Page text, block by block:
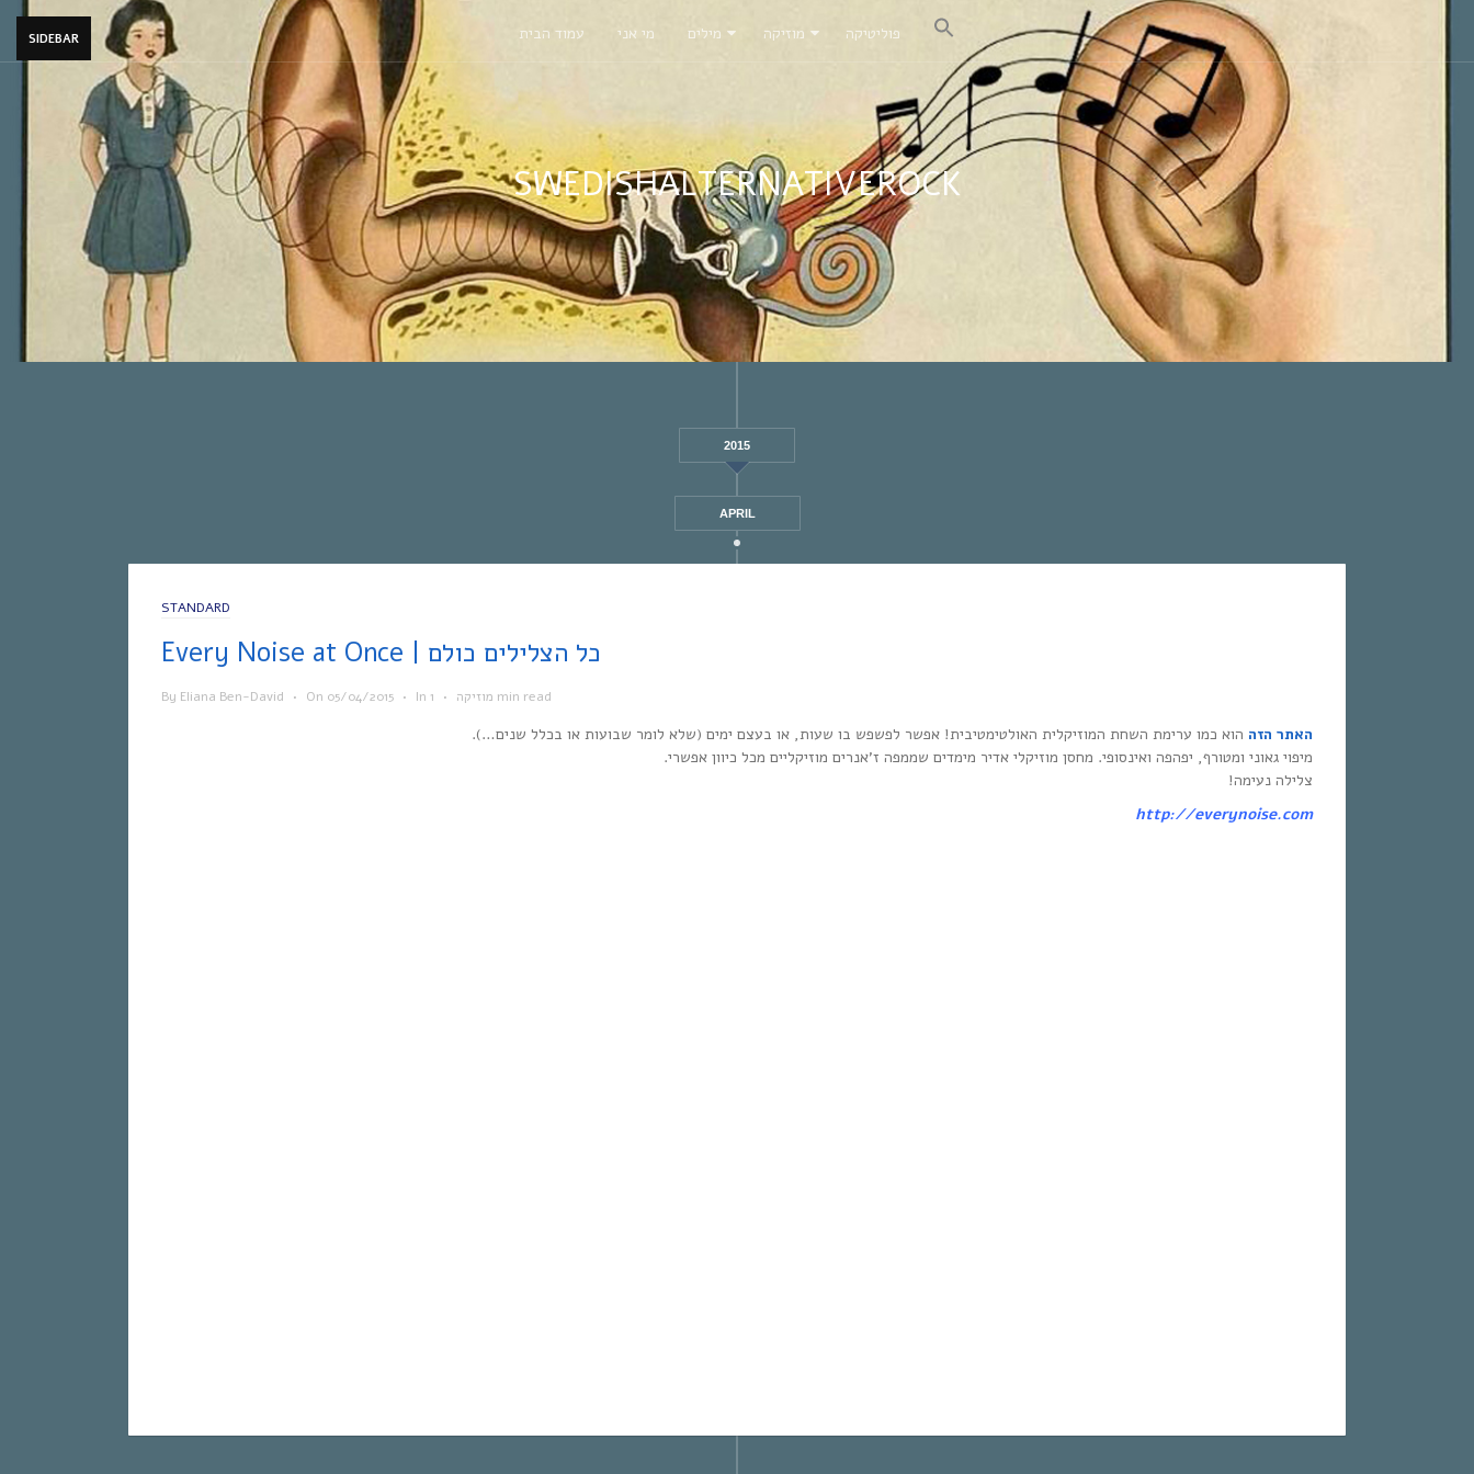
SIDEBAR עמוד הבית מי אני מילים מוזיקה פוליטיקה
SWEDISHALTERNATIVEROCK
2015
APRIL
STANDARD
Every Noise at Once | כל הצלילים כולם
By Eliana Ben-David • On 05/04/2015 • In מוזיקה • 1 min read
האתר הזה הוא כמו ערימת השחת המוזיקלית האולטימטיבית! אפשר לפשפש בו שעות, או בעצם ימים (שלא לומר שבועות או בכלל שנים…).
מיפוי גאוני ומטורף, יפהפה ואינסופי. מחסן מוזיקלי אדיר מימדים שממפה ז’אנרים מוזיקליים מכל כיוון אפשרי.
צלילה נעימה!
http://everynoise.com